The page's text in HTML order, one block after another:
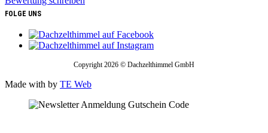
FOLGE UNS
Copyright 2026 © Dachzelthimmel GmbH
Made with by TE Web